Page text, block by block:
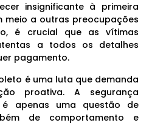
insignificante à primeira
meio a outras preocupações
é crucial que as vítimas
a todos os detalhes
pagamento.
é uma luta que demanda
proativa. A segurança
apenas uma questão de
de comportamento e